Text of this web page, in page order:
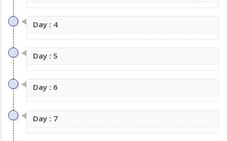
Day : 4
Day : 5
Day : 6
Day : 7